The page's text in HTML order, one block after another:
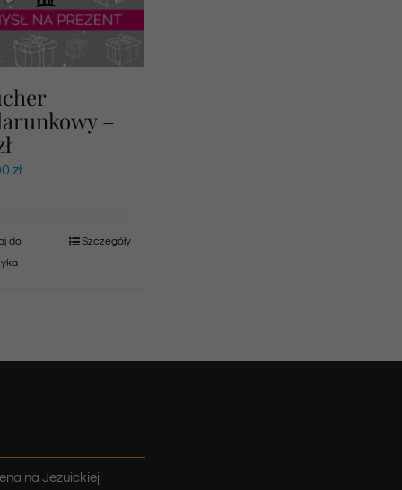
–
zł
do
Szczegóły
na Jezuickiej